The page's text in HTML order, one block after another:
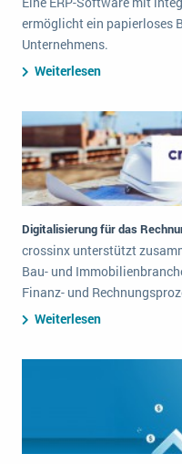
ermöglicht ein papierloses
Unternehmens.
Weiterlesen
Digitalisierung für das
crossinx unterstützt
Bau- und
Finanz- und
Weiterlesen